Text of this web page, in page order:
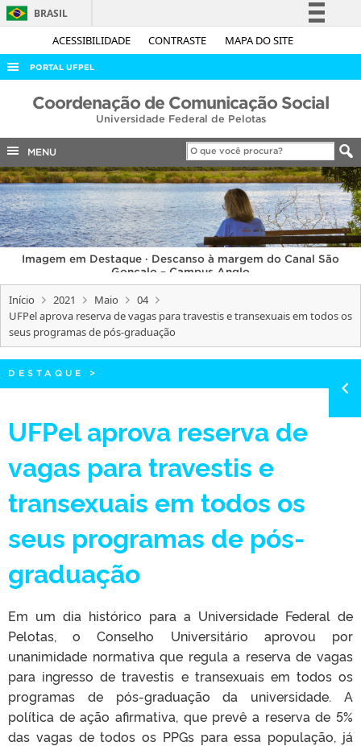
ACESSIBILIDADE CONTRASTE MAPA DO SITE
BRASIL
Simplifique!
Acesso à informação
Legislação
Canais
PORTAL UFPEL
ACESSO À INFORMAÇÃO
COBALTO
CONCURSOS
EDITAIS
INTERNACIONAL
OUVIDORIA
PORTARIAS
TELEFONES
Coordenação de Comunicação Social
Universidade Federal de Pelotas
MENU
Imagem em Destaque · Descanso à margem do Canal São
Gonçalo – Campus Anglo
Início 2021 Maio
04
UFPel aprova reserva de vagas para travestis e transexuais em todos os
seus programas de pós-graduação
DESTAQUE >
UFPel aprova reserva de
vagas para travestis e
transexuais em todos os
seus programas de pós-
graduação
Em um dia histórico para a Universidade Federal de
Pelotas, o Conselho Universitário aprovou por
unanimidade normativa que regula a reserva de vagas
para ingresso de travestis e transexuais em todos os
programas de pós-graduação da universidade. A
política de ação afirmativa, que prevê a reserva de 5%
das vagas de todos os PPGs para essa população, já